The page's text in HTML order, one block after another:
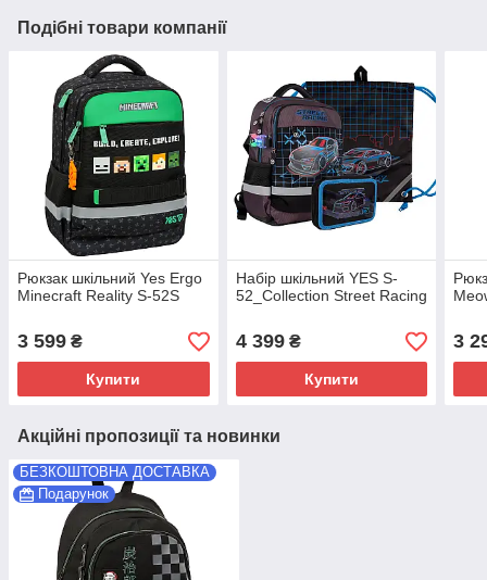
Подібні товари компанії
Рюкзак шкільний Yes Ergo
Minecraft Reality S-52S
3 599 ₴
Купити
Набір шкільний YES S-
52_Collection Street Racing
4 399₴
Купити
3
Акційні пропозиції та новинки
БЕЗКОШТОВНА ДОСТАВКА
Подарунок